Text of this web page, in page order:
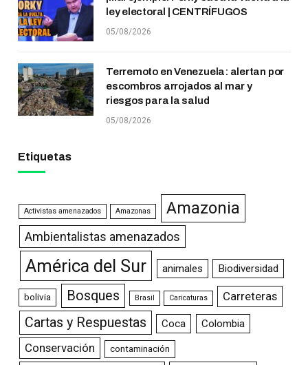
ley electoral | CENTRÍFUGOS
05/08/2026
Terremoto en Venezuela: alertan por
escombros arrojados al mar y
riesgos para la salud
05/08/2026
Etiquetas
Activistas amenazados Amazonas Amazonia
Ambientalistas amenazados
América del Sur animales Biodiversidad
bolivia Bosques Brasil Caricaturas Carreteras
Cartas y Respuestas Coca Colombia
Conservación contaminación